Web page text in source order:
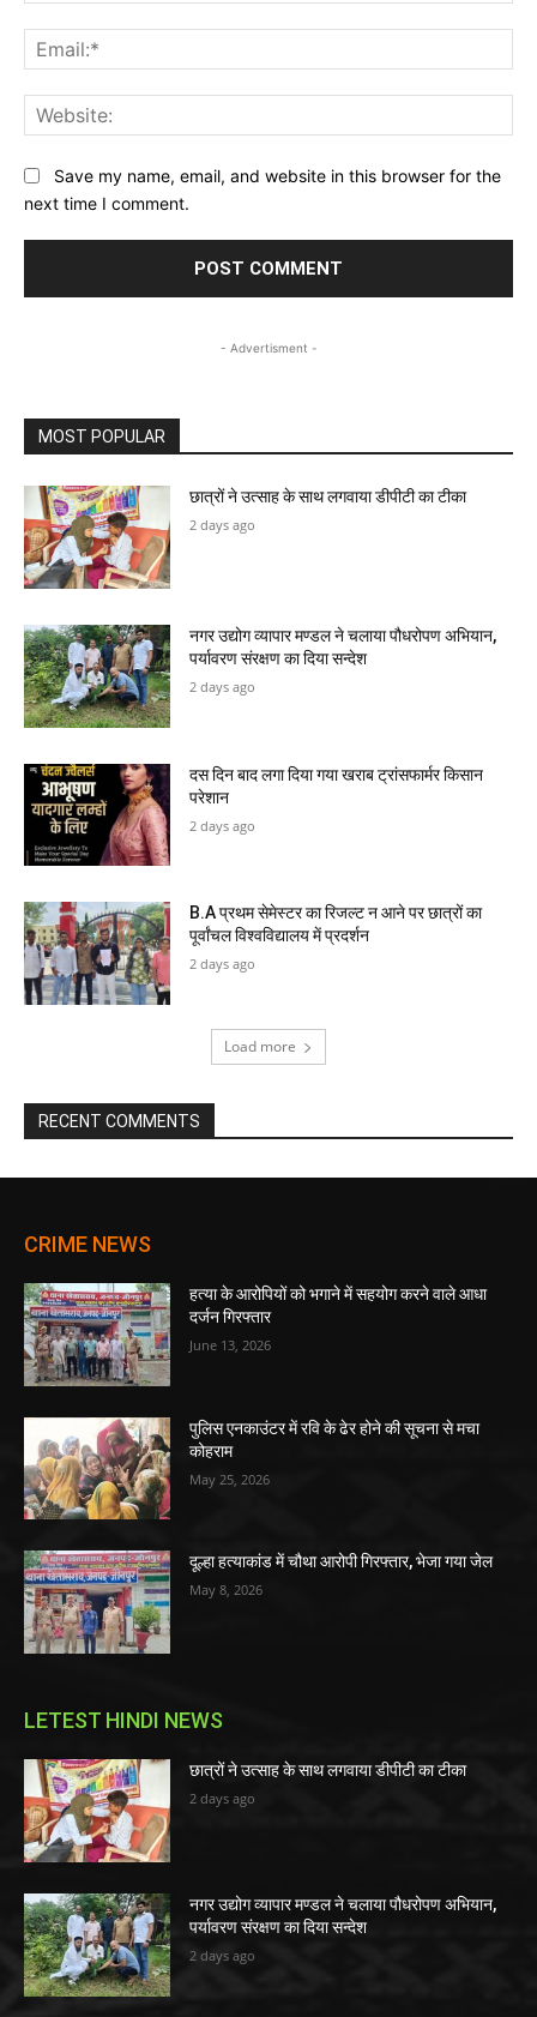
Save my name, email, and website in this browser for the
next time I comment.
- Advertisment -
MOST POPULAR
छात्रों ने उत्साह के साथ लगवाया डीपीटी का टीका
2 days ago
नगर उद्योग व्यापार मण्डल ने चलाया पौधरोपण अभियान,
पर्यावरण संरक्षण का दिया सन्देश
2 days ago
दस दिन बाद लगा दिया गया खराब ट्रांसफार्मर किसान
परेशान
2 days ago
B.A प्रथम सेमेस्टर का रिजल्ट न आने पर छात्रों का
पूर्वांचल विश्वविद्यालय में प्रदर्शन
2 days ago
Load more
RECENT COMMENTS
CRIME NEWS
हत्या के आरोपियों को भगाने में सहयोग करने वाले आधा
दर्जन गिरफ्तार
June 13, 2026
पुलिस एनकाउंटर में रवि के ढेर होने की सूचना से मचा
कोहराम
May 25, 2026
दूल्हा हत्याकांड में चौथा आरोपी गिरफ्तार, भेजा गया जेल
May 8, 2026
LETEST HINDI NEWS
छात्रों ने उत्साह के साथ लगवाया डीपीटी का टीका
2 days ago
नगर उद्योग व्यापार मण्डल ने चलाया पौधरोपण अभियान,
पर्यावरण संरक्षण का दिया सन्देश
2 days ago